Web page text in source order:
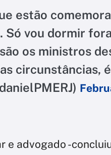
estão
vou dormir
os ministros
circunstâncias,
e advogado -